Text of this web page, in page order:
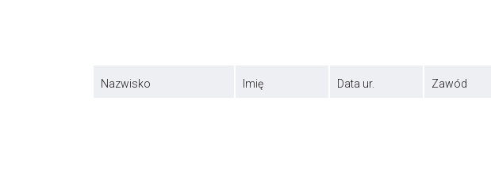
Nazwisko Imię Data ur. Zawód